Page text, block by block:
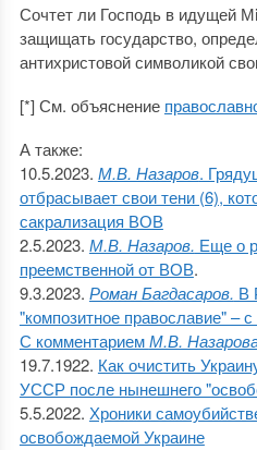
Сочтет ли Господь в идущей
защищать государство,
антихристовой символикой
[*] См. объяснение
А также:
10.5.2023. М.В. Назаров.
отбрасывает свои тени (6),
сакрализация ВОВ
2.5.2023. М.В. Назаров. Еще о
преемственной от ВОВ.
9.3.2023. Роман Багдасаров. В
"композитное православие" –
С комментариемМ.В.
19.7.1922. Как очистить
УССР после нынешнего
5.5.2022. Хроники
освобождаемой Украине